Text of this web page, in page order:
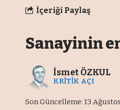
İçeriği Paylaş
Sanayinin
Son Güncelleme: 13
İsmet ÖZKUL
KRİTİK AÇI